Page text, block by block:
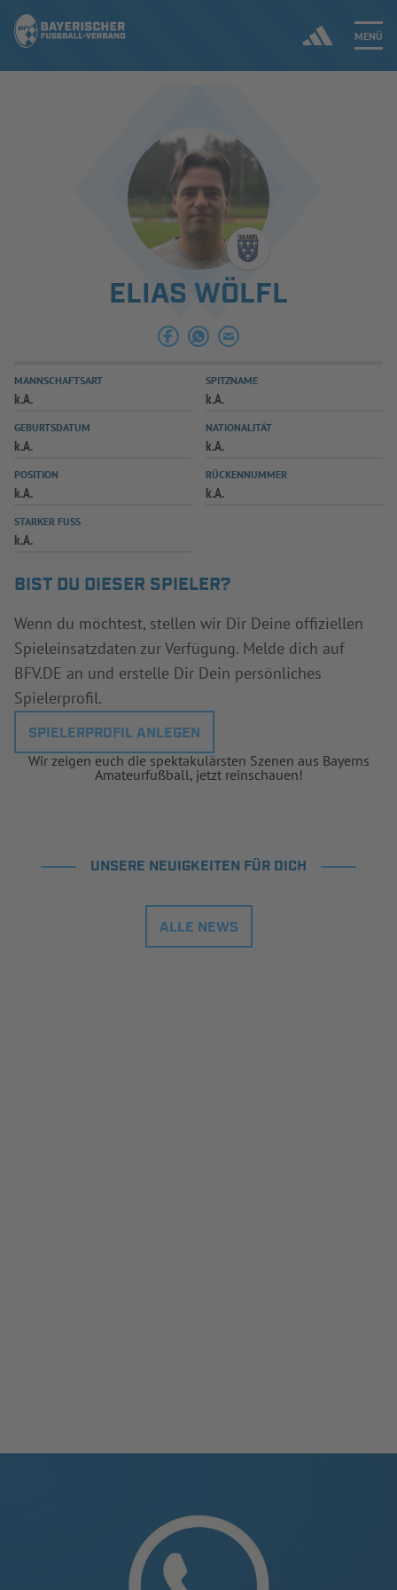
MENÜ
ERGEBNISSE & WETTBEWERBE
SPIELBETRIEB & VERBANDSLEBEN
AUSBILDUNG & FÖRDERUNG
SPIELPLUS
ELIAS WÖLFL
MANNSCHAFTSART
k.A.
SPITZNAME
k.A.
GEBURTSDATUM
k.A.
NATIONALITÄT
k.A.
POSITION
k.A.
RÜCKENNUMMER
k.A.
STARKER FUSS
k.A.
BIST DU DIESER SPIELER?
Wenn du möchtest, stellen wir Dir Deine offiziellen
Spieleinsatzdaten zur Verfügung. Melde dich auf
BFV.DE an und erstelle Dir Dein persönliches
Spielerprofil.
SPIELERPROFIL ANLEGEN
Wir zeigen euch die spektakulärsten Szenen aus Bayerns
Amateurfußball, jetzt reinschauen!
UNSERE NEUIGKEITEN FÜR DICH
ALLE NEWS